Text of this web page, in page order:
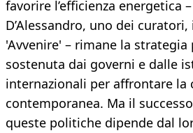
favorire l’efficienza energetica
D’Alessandro, uno dei
'Avvenire' – rimane la strategia
sostenuta dai governi e dalle
internazionali per affrontare la
contemporanea. Ma il
queste politiche dipende dal